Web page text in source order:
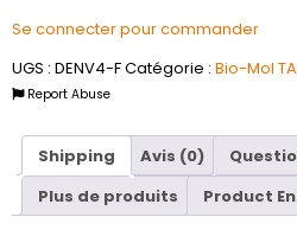
Se connecter pour commander
UGS : DENV4-FCatégorie : Bio-Mol
Report Abuse
Shipping Avis (0)
Plus de produits
Product